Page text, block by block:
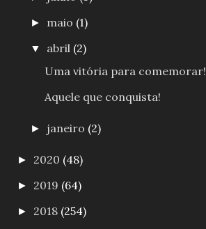
► maio (1)
▼ abril (2)
Uma vitória para comemorar!
Aquele que conquista!
► janeiro (2)
► 2020 (48)
► 2019 (64)
► 2018 (254)